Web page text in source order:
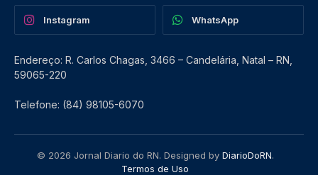
Instagram WhatsApp
Endereço: R. Carlos Chagas, 3466 – Candelária, Natal – RN,
59065-220
Telefone: (84) 98105-6070
© 2026 Jornal Diario do RN. Designed by DiarioDoRN.
Termos de Uso